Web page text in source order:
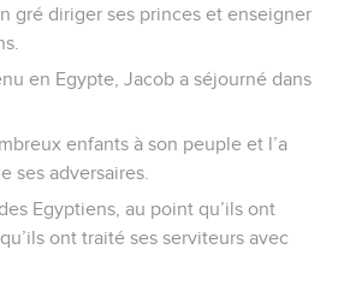
gré diriger ses princes et enseigner
en Egypte, Jacob a séjourné dans
enfants à son peuple et l’a
ses adversaires.
Egyptiens, au point qu’ils ont
ont traité ses serviteurs avec